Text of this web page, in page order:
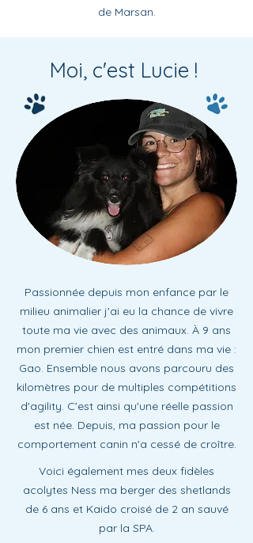
de Marsan.
Moi, c'est Lucie !
Passionnée depuis mon enfance par le
milieu animalier j'ai eu la chance de vivre
toute ma vie avec des animaux. À 9 ans
mon premier chien est entré dans ma vie :
Gao. Ensemble nous avons parcouru des
kilomètres pour de multiples compétitions
d'agility. C'est ainsi qu'une réelle passion
est née. Depuis, ma passion pour le
comportement canin n'a cessé de croître.
Voici également mes deux fidèles
acolytes Ness ma berger des shetlands
de 6 ans et Kaido croisé de 2 an sauvé
par la SPA.